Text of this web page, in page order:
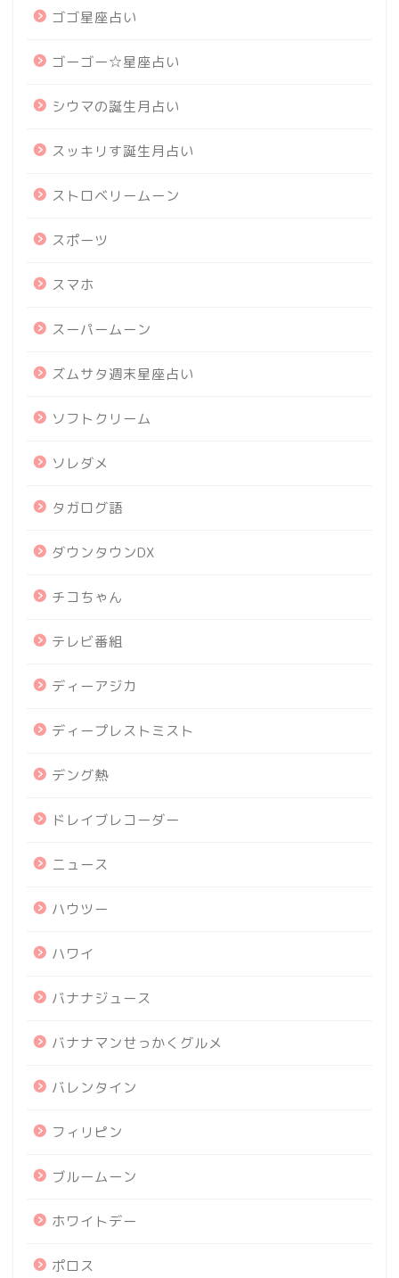
ゴゴ星座占い
ゴーゴー☆星座占い
シウマの誕生月占い
スッキリす誕生月占い
ストロベリームーン
スポーツ
スマホ
スーパームーン
ズムサタ週末星座占い
ソフトクリーム
ソレダメ
タガログ語
ダウンタウンDX
チコちゃん
テレビ番組
ディーアジカ
ディープレストミスト
デング熱
ドレイブレコーダー
ニュース
ハウツー
ハワイ
バナナジュース
バナナマンせっかくグルメ
バレンタイン
フィリピン
ブルームーン
ホワイトデー
ポロス